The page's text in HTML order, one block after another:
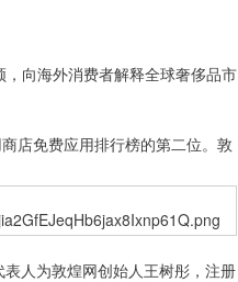
向海外消费者解释全球奢侈品市
店免费应用排行榜的第二位。敦
人为敦煌网创始人王树彤，注册